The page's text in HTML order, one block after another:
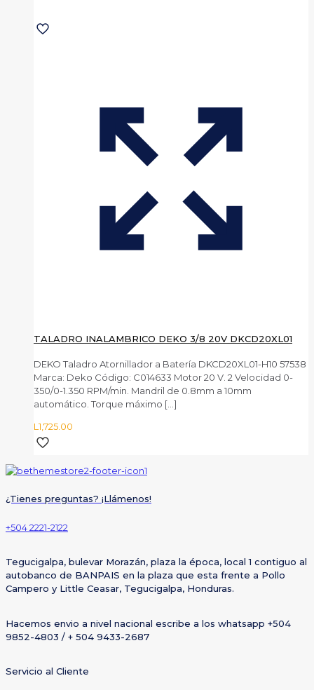
TALADRO INALAMBRICO DEKO 3/8 20V DKCD20XL01
DEKO Taladro Atornillador a Batería DKCD20XL01-H10 57538
Marca: Deko Código: C014633 Motor 20 V. 2 Velocidad 0-
350/0-1.350 RPM/min. Mandril de 0.8mm a 10mm
automático. Torque máximo […]
L1,725.00
¿Tienes preguntas? ¡Llámenos!
+504 2221-2122
Tegucigalpa, bulevar Morazán, plaza la época, local 1 contiguo al
autobanco de BANPAIS en la plaza que esta frente a Pollo
Campero y Little Ceasar, Tegucigalpa, Honduras.
Hacemos envio a nivel nacional escribe a los whatsapp +504
9852-4803 / + 504 9433-2687
Servicio al Cliente